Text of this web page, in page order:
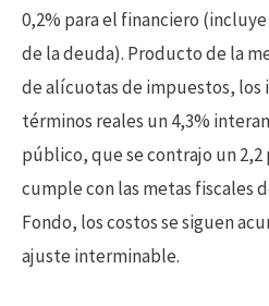
0,2% para el financiero
de la deuda). Producto de la
de alícuotas de impuestos, los
términos reales un 4,3%
público, que se contrajo un 2,2
cumple con las metas fiscales
Fondo, los costos se siguen
ajuste interminable.